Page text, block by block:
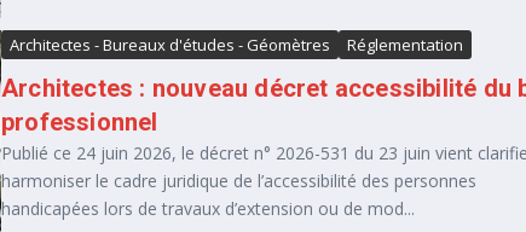
Architectes - Bureaux d'études - Géomètres Réglementation
Architectes : nouveau décret accessibilité du
professionnel
Publié ce 24 juin 2026, le décret n° 2026-531 du 23 juin vient
harmoniser le cadre juridique de l’accessibilité des personnes
handicapées lors de travaux d’extension ou de mod...